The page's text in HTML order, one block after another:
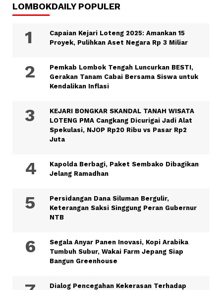
LOMBOKDAILY POPULER
Capaian Kejari Loteng 2025: Amankan 15
Proyek, Pulihkan Aset Negara Rp 3 Miliar
Pemkab Lombok Tengah Luncurkan BESTI,
Gerakan Tanam Cabai Bersama Siswa untuk
Kendalikan Inflasi
KEJARI BONGKAR SKANDAL TANAH WISATA
LOTENG PMA Cangkang Dicurigai Jadi Alat
Spekulasi, NJOP Rp20 Ribu vs Pasar Rp2
Juta
Kapolda Berbagi, Paket Sembako Dibagikan
Jelang Ramadhan
Persidangan Dana Siluman Bergulir,
Keterangan Saksi Singgung Peran Gubernur
NTB
Segala Anyar Panen Inovasi, Kopi Arabika
Tumbuh Subur, Wakai Farm Jepang Siap
Bangun Greenhouse
Dialog Pencegahan Kekerasan Terhadap